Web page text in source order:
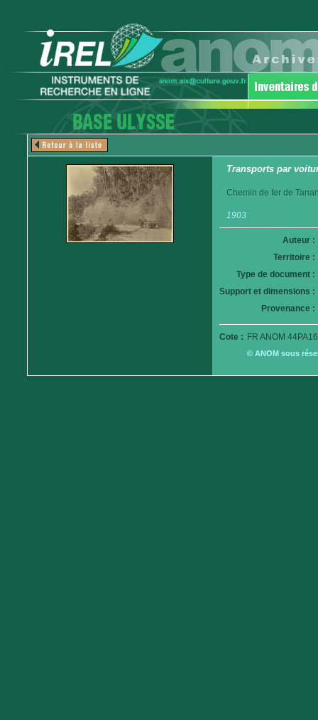
Transports par
Chemin de fer de
1903
Auteur :
Territoire :
Type de document :
Support et dimensions :
Provenance :
Cote : FR ANOM
© ANOM sous